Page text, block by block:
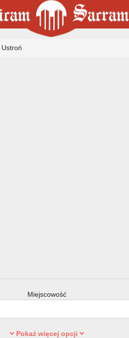
Ustroń
Miejscowość
Pokaż więcej opcji